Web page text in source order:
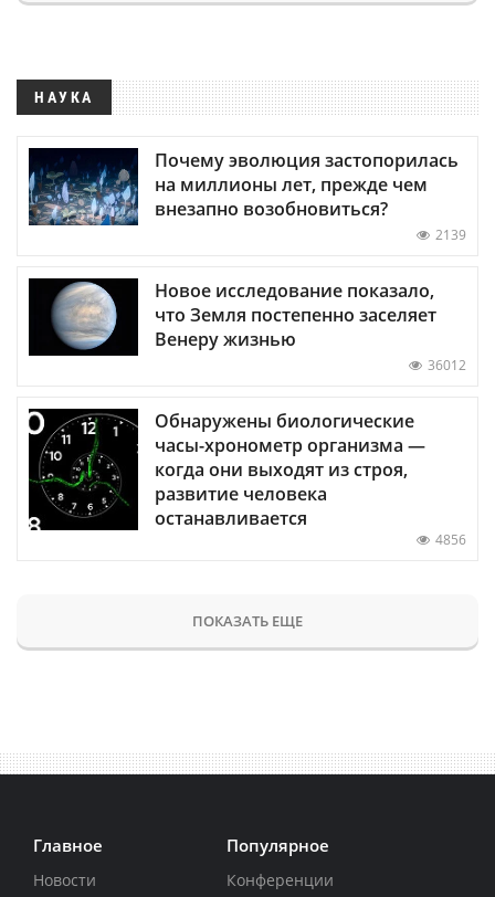
НАУКА
Почему эволюция застопорилась
на миллионы лет, прежде чем
внезапно возобновиться?
2139
Новое исследование показало,
что Земля постепенно заселяет
Венеру жизнью
36012
Обнаружены биологические
часы-хронометр организма —
когда они выходят из строя,
развитие человека
останавливается
4856
ПОКАЗАТЬ ЕЩЕ
Главное
Новости
Популярное
Конференции